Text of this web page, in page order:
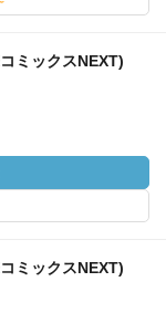
ミックスNEXT)
ミックスNEXT)